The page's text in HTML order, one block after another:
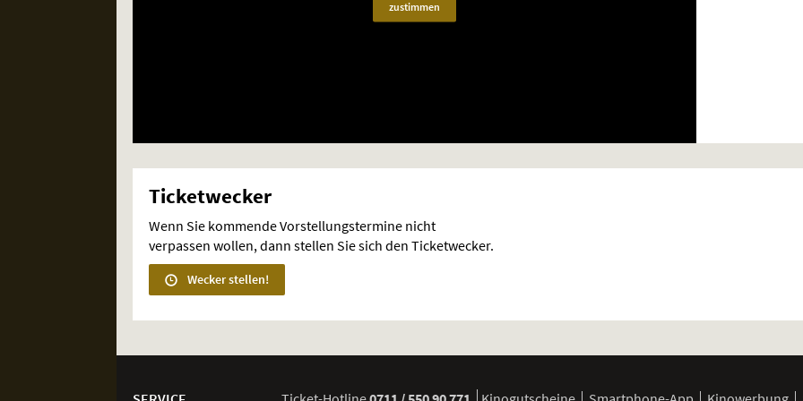
zustimmen
Ticketwecker
Wenn Sie kommende Vorstellungstermine nicht
verpassen wollen, dann stellen Sie sich den Ticketwecker.
Wecker stellen!